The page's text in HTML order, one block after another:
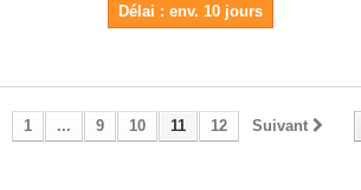
Délai : env. 10 jours
1 ... 9 10 11 12 Suivant